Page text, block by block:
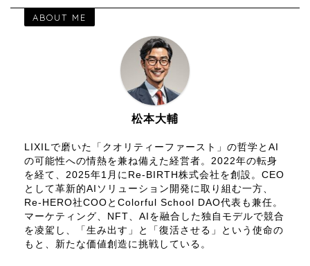
ABOUT ME
松本大輔
LIXILで磨いた「クオリティーファースト」の哲学とAI
の可能性への情熱を兼ね備えた経営者。2022年の転身
を経て、2025年1月にRe-BIRTH株式会社を創設。CEO
として革新的AIソリューション開発に取り組む一方、
Re-HERO社COOとColorful School DAO代表も兼任。
マーケティング、NFT、AIを融合した独自モデルで競合
を凌駕し、「生み出す」と「復活させる」という使命の
もと、新たな価値創造に挑戦している。